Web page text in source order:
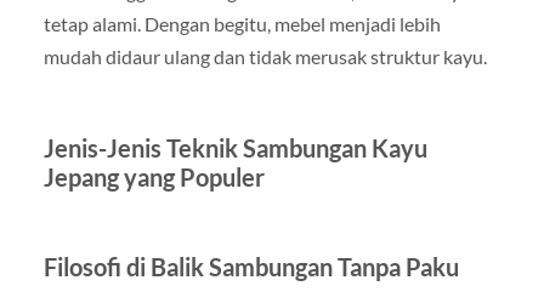
tetap alami. Dengan begitu, mebel menjadi lebih
mudah didaur ulang dan tidak merusak struktur kayu.
Jenis-Jenis Teknik Sambungan Kayu
Jepang yang Populer
Filosofi di Balik Sambungan Tanpa Paku